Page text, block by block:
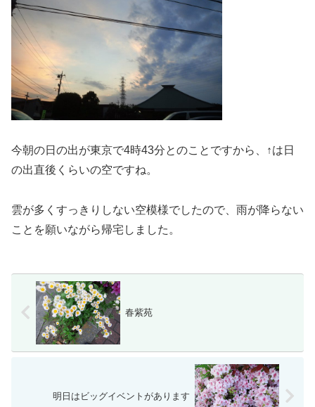
今朝の日の出が東京で4時43分とのことですから、↑は日
の出直後くらいの空ですね。
雲が多くすっきりしない空模様でしたので、雨が降らない
ことを願いながら帰宅しました。
春紫苑
明日はビッグイベントがあります